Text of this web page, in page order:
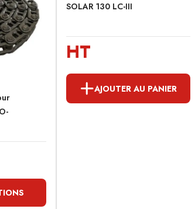
SOLAR 130 LC-III
HT
AJOUTER AU PANIER